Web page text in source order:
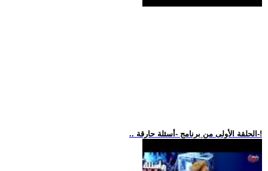
.. الحلقة الأولى من برنامج -أسئلة حارقة-!